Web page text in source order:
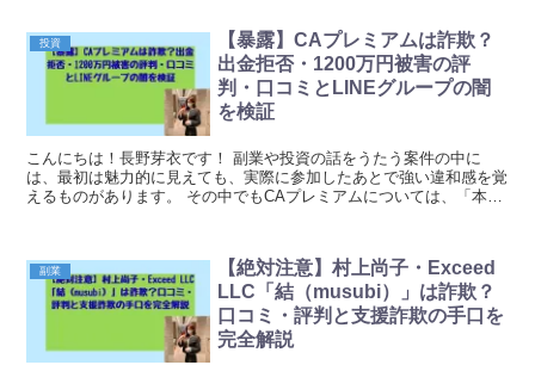
投資
【暴露】CAプレミアムは詐欺？
出金拒否・1200万円被害の評
判・口コミとLINEグループの闇
を検証
こんにちは！長野芽衣です！ 副業や投資の話をうたう案件の中に
は、最初は魅力的に見えても、実際に参加したあとで強い違和感を覚
えるものがあります。 その中でもCAプレミアムについては、「本当
副業
【絶対注意】村上尚子・Exceed
LLC「結（musubi）」は詐欺？
口コミ・評判と支援詐欺の手口を
完全解説